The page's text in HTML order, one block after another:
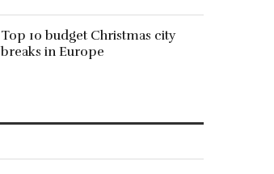
Top 10 budget Christmas city
breaks in Europe